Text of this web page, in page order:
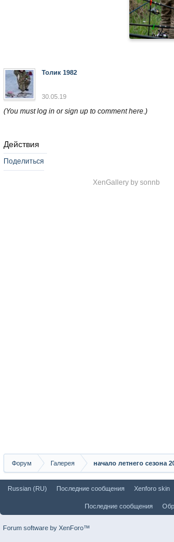
Толик 1982
30.05.19
(You must log in or sign up to comment here.)
Действия
Поделиться
XenGallery bysonnb
Форум Галерея начало летнего сезона
Russian (RU) Последние сообщения Xenforo skin
Последние сообщения
Forum software by XenForo™